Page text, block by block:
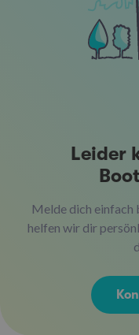
Leider
Melde dich einfach
helfen wir dir